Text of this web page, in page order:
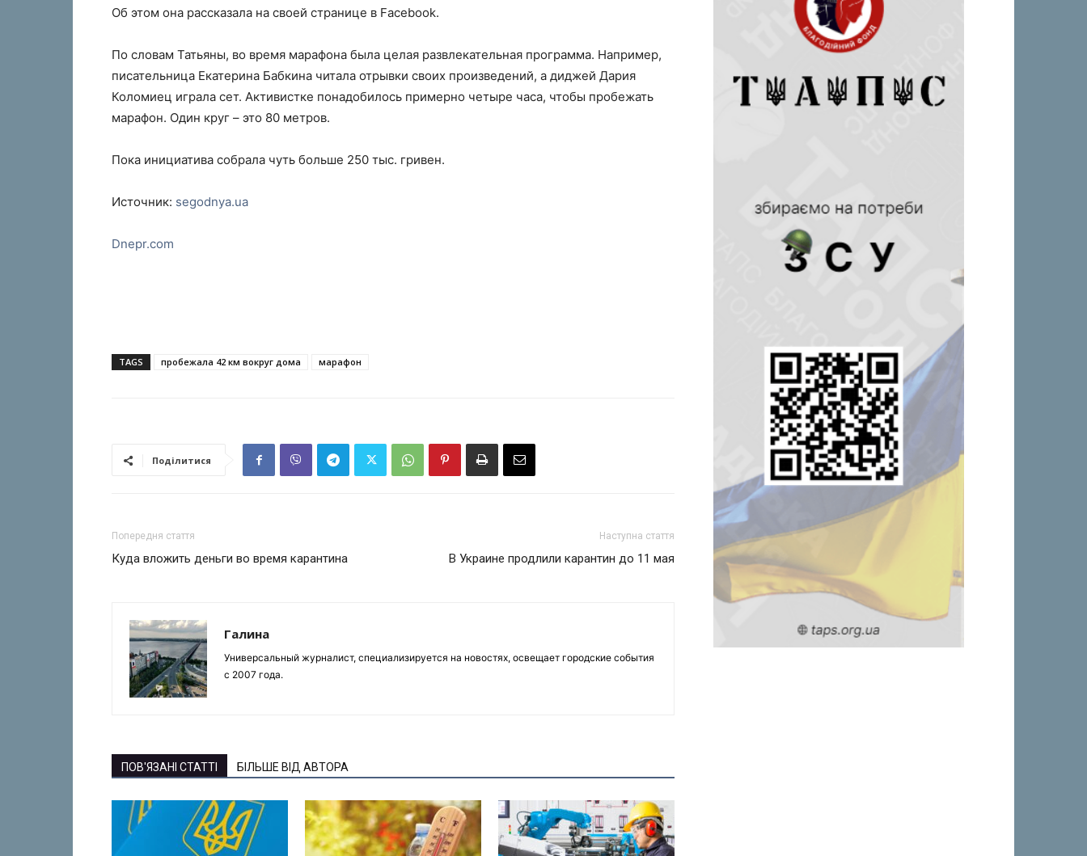
Об этом она рассказала на своей странице в Facebook.
По словам Татьяны, во время марафона была целая развлекательная программа. Например,
писательница Екатерина Бабкина читала отрывки своих произведений, а диджей Дария
Коломиец играла сет. Активистке понадобилось примерно четыре часа, чтобы пробежать
марафон. Один круг – это 80 метров.
Пока инициатива собрала чуть больше 250 тыс. гривен.
Источник: segodnya.ua
Dnepr.com
TAGS пробежала 42 км вокруг дома марафон
Поділитися
Попередня стаття
Куда вложить деньги во время карантина
Наступна стаття
В Украине продлили карантин до 11 мая
Галина
Универсальный журналист, специализируется на новостях, освещает городские события
с 2007 года.
ПОВ'ЯЗАНІ СТАТТІ БІЛЬШЕ ВІД АВТОРА